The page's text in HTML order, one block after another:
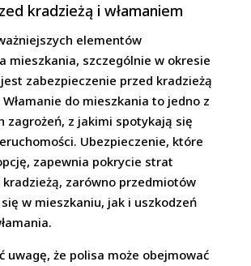
kradzieżą i włamaniem
elementów
mieszkania, szczególnie w okresie
zabezpieczenie przed kradzieżą
Włamanie do mieszkania to jedno z
zagrożeń, z jakimi spotykają się
Ubezpieczenie, które
zapewnia pokrycie strat
kradzieżą, zarówno przedmiotów
w mieszkaniu, jak i uszkodzeń
uwagę, że polisa może obejmować